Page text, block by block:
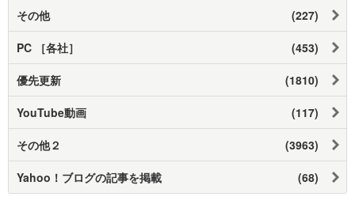
その他 (227)
PC ［各社］ (453)
優先更新 (1810)
YouTube動画 (117)
その他２ (3963)
Yahoo！ブログの記事を掲載 (68)